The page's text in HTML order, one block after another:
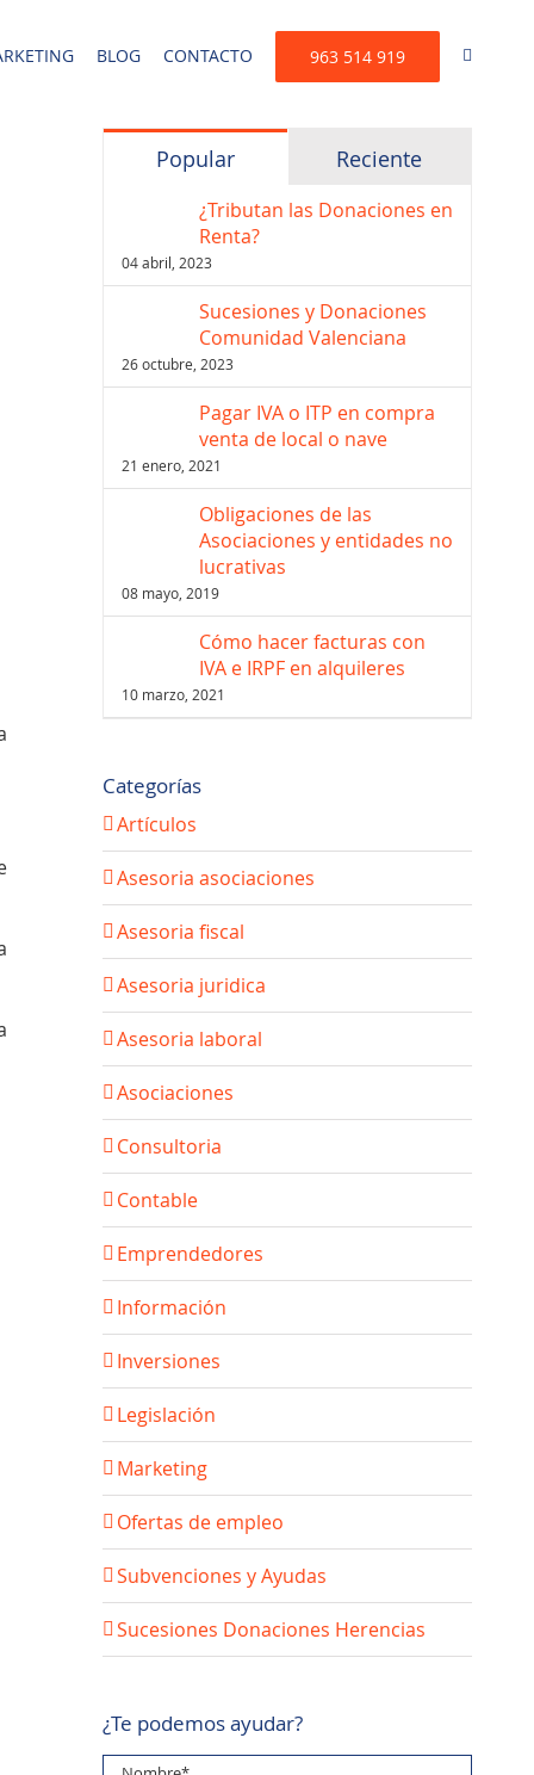
BLOG CONTACTO 963 514 919
Popular Reciente
¿Tributan las Donaciones en
Renta?
04 abril, 2023
Sucesiones y Donaciones
Comunidad Valenciana
26 octubre, 2023
Pagar IVA o ITP en compra
venta de local o nave
21 enero, 2021
Obligaciones de las
Asociaciones y entidades no
lucrativas
08 mayo, 2019
Cómo hacer facturas con
IVA e IRPF en alquileres
10 marzo, 2021
Categorías
Artículos
Asesoria asociaciones
Asesoria fiscal
Asesoria juridica
Asesoria laboral
Asociaciones
Consultoria
Contable
Emprendedores
Información
Inversiones
Legislación
Marketing
Ofertas de empleo
Subvenciones y Ayudas
Sucesiones Donaciones Herencias
¿Te podemos ayudar?